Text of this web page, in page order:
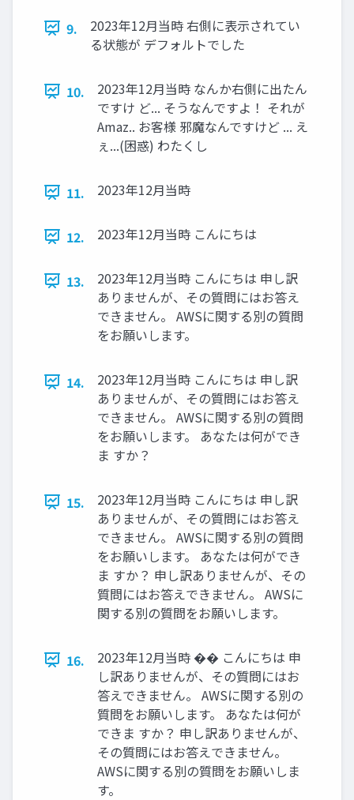
9.
2023年12月当時 右側に表示されてい
る状態が デフォルトでした
10.
2023年12月当時 なんか右側に出たん
ですけ ど... そうなんですよ！ それが
Amaz.. お客様 邪魔なんですけど ... え
ぇ...(困惑) わたくし
11. 2023年12月当時
12. 2023年12月当時 こんにちは
13.
2023年12月当時 こんにちは 申し訳
ありませんが、その質問にはお答え
できません。 AWSに関する別の質問
をお願いします。
14.
2023年12月当時 こんにちは 申し訳
ありませんが、その質問にはお答え
できません。 AWSに関する別の質問
をお願いします。 あなたは何ができ
ま すか？
15.
2023年12月当時 こんにちは 申し訳
ありませんが、その質問にはお答え
できません。 AWSに関する別の質問
をお願いします。 あなたは何ができ
ま すか？ 申し訳ありませんが、その
質問にはお答えできません。 AWSに
関する別の質問をお願いします。
16.
2023年12月当時 �� こんにちは 申
し訳ありませんが、その質問にはお
答えできません。 AWSに関する別の
質問をお願いします。 あなたは何が
できま すか？ 申し訳ありませんが、
その質問にはお答えできません。
AWSに関する別の質問をお願いしま
す。